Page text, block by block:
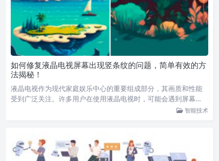
如何修复液晶电视屏幕出现竖条纹的问题，简单有效的方
法揭秘！
液晶电视作为现代家庭娱乐中心的重要组成部分，其画质和性能
受到广泛关注。许多用户在使用液晶电视时，可能会遇到屏幕…
智能技术